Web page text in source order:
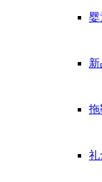
婴
新
拖
礼